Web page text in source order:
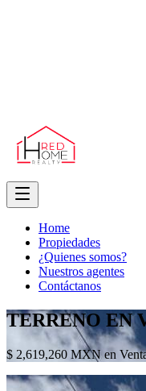
Home
Propiedades
¿Quienes somos?
Nuestros agentes
Contáctanos
TERRENO EN
$ 2,619,260 MXN en